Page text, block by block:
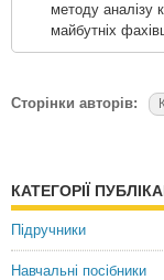
методу аналізу
майбутніх
Сторінки авторів:
КАТЕГОРІЇ
Підручники
Навчальні посібники